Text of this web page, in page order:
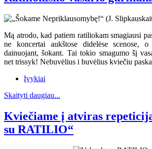
Mą atrodo, kad patiem ratiliokam smagiausi
ne koncertai aukštose didelėse scenose, o
dainuojant, šokant. Tai tokio smagumo šį
net trissyk! Nebuvėlius i buvėlius kviečiu
Įvykiai
Skaityti daugiau...
Kviečiame į atviras
su RATILIO“